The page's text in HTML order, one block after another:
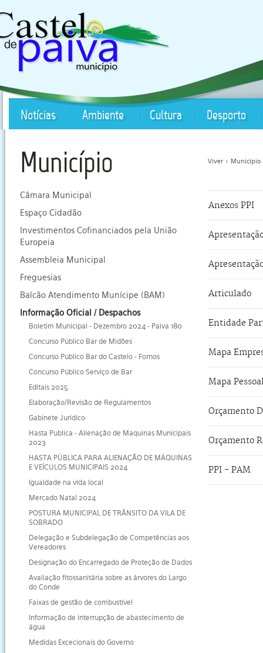
Notícias Ambiente Cultura Desporto
Município
Câmara Municipal
Espaço Cidadão
Investimentos Cofinanciados pela União
Europeia
Assembleia Municipal
Freguesias
Balcão Atendimento Munícipe (BAM)
Informação Oficial / Despachos
Boletim Municipal - Dezembro 2024 - Paiva 180
Concurso Público Bar de Midões
Concurso Público Bar do Castelo - Fornos
Concurso Público Serviço de Bar
Editais 2025
Elaboração/Revisão de Regulamentos
Gabinete Jurídico
Hasta Publica - Alienação de Maquinas Municipais
2023
HASTA PÚBLICA PARA ALIENAÇÃO DE MÁQUINAS
E VEÍCULOS MUNICIPAIS 2024
Igualdade na vida local
Mercado Natal 2024
POSTURA MUNICIPAL DE TRÂNSITO DA VILA DE
SOBRADO
Delegação e Subdelegação de Competências aos
Vereadores
Designação do Encarregado de Proteção de Dados
Avaliação fitossanitária sobre as árvores do Largo
do Conde
Faixas de gestão de combustível
Informação de interrupção de abastecimento de
água
Medidas Excecionais do Governo
Viver > Município
Anexos PPI
Articulado
Entidade
Mapa
Mapa
Orçamento
Orçamento
PPI - PAM